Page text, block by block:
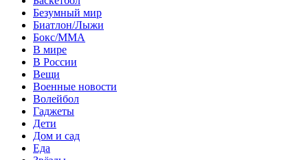
Безумный мир
Биатлон/Лыжи
Бокс/MMA
В мире
В России
Вещи
Военные новости
Волейбол
Гаджеты
Дети
Дом и сад
Еда